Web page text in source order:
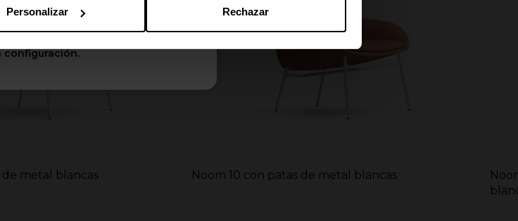
Rechazar
Personalizar
de metal blancas Noom 10 con patas de metal blancas
Aplicar
configuración.